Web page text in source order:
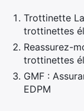
Trottinette
trottinettes
Reassurez-
trottinettes
GMF :
EDPM